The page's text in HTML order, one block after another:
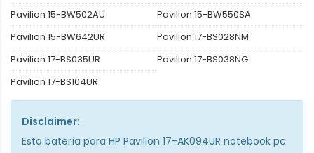
Pavilion 15-BW502AU
Pavilion 15-BW550SA
Pavilion 15-BW642UR
Pavilion 17-BS028NM
Pavilion 17-BS035UR
Pavilion 17-BS038NG
Pavilion 17-BS104UR
Disclaimer:
Esta batería para HP Pavilion 17-AK094UR notebook pc